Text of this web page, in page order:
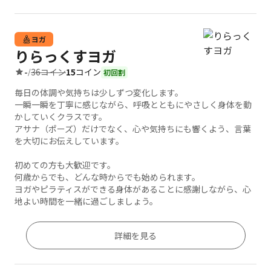
ヨガ
りらっくすヨガ
-/36コイン15コイン 初回割
毎日の体調や気持ちは少しずつ変化します。
一瞬一瞬を丁寧に感じながら、呼吸とともにやさしく身体を動
かしていくクラスです。
アサナ（ポーズ）だけでなく、心や気持ちにも響くよう、言葉
を大切にお伝えしています。
初めての方も大歓迎です。
何歳からでも、どんな時からでも始められます。
ヨガやピラティスができる身体があることに感謝しながら、心
地よい時間を一緒に過ごしましょう。
詳細を見る